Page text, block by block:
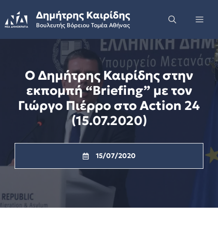
to
content
Δημήτρης Καιρίδης
Βουλευτής Βόρειου Τομέα Αθήνας
Ο Δημήτρης Καιρίδης στην
εκπομπή “Briefing” με τον
Γιώργο Πιέρρο στο Action 24
(15.07.2020)
15/07/2020